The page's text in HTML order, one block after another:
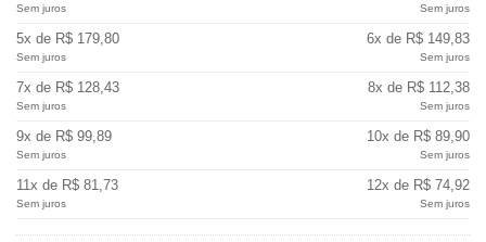
Sem juros Sem juros
5x de R$ 179,80
Sem juros
6x de R$ 149,83
Sem juros
7x de R$ 128,43
Sem juros
8x de R$ 112,38
Sem juros
9x de R$ 99,89
Sem juros
10x de R$ 89,90
Sem juros
11x de R$ 81,73
Sem juros
12x de R$ 74,92
Sem juros